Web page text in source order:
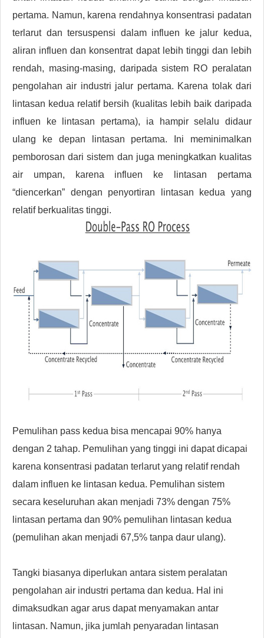
pertama. Namun, karena rendahnya konsentrasi padatan
terlarut dan tersuspensi dalam influen ke jalur kedua,
aliran influen dan konsentrat dapat lebih tinggi dan lebih
rendah, masing-masing, daripada sistem RO peralatan
pengolahan air industri jalur pertama. Karena tolak dari
lintasan kedua relatif bersih (kualitas lebih baik daripada
influen ke lintasan pertama), ia hampir selalu didaur
ulang ke depan lintasan pertama. Ini meminimalkan
pemborosan dari sistem dan juga meningkatkan kualitas
air umpan, karena influen ke lintasan pertama
“diencerkan” dengan penyortiran lintasan kedua yang
relatif berkualitas tinggi.
Pemulihan pass kedua bisa mencapai 90% hanya
dengan 2 tahap. Pemulihan yang tinggi ini dapat dicapai
karena konsentrasi padatan terlarut yang relatif rendah
dalam influen ke lintasan kedua. Pemulihan sistem
secara keseluruhan akan menjadi 73% dengan 75%
lintasan pertama dan 90% pemulihan lintasan kedua
(pemulihan akan menjadi 67,5% tanpa daur ulang).
Tangki biasanya diperlukan antara sistem peralatan
pengolahan air industri pertama dan kedua. Hal ini
dimaksudkan agar arus dapat menyamakan antar
lintasan. Namun, jika jumlah penyaradan lintasan